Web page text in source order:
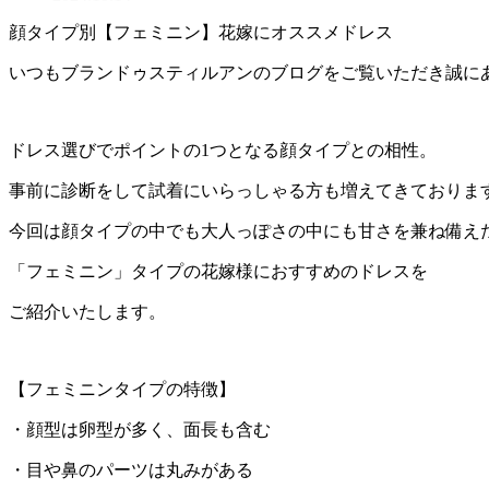
顔タイプ別【フェミニン】花嫁にオススメドレス
いつもブランドゥスティルアンのブログをご覧いただき誠に
ドレス選びでポイントの1つとなる顔タイプとの相性。
事前に診断をして試着にいらっしゃる方も増えてきておりま
今回は顔タイプの中でも大人っぽさの中にも甘さを兼ね備え
「フェミニン」タイプの花嫁様におすすめのドレスを
ご紹介いたします。
【フェミニンタイプの特徴】
・顔型は卵型が多く、面長も含む
・目や鼻のパーツは丸みがある